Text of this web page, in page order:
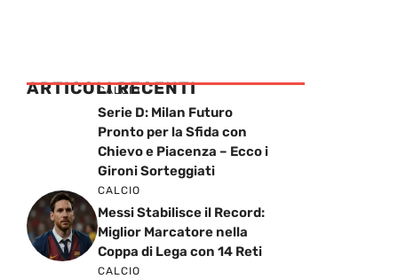
ARTICOLI RECENTI
CALCIO
Serie D: Milan Futuro
Pronto per la Sfida con
Chievo e Piacenza – Ecco i
Gironi Sorteggiati
CALCIO
Messi Stabilisce il Record:
Miglior Marcatore nella
Coppa di Lega con 14 Reti
CALCIO